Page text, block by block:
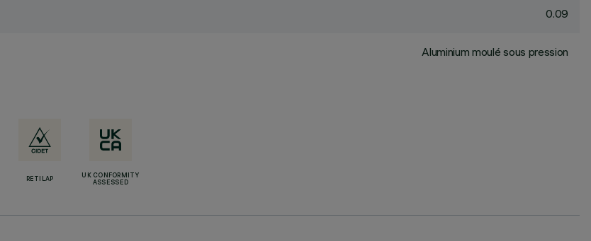
0.09
Aluminium moulé sous pression
RETILAP
UK CONFORMITY
ASSESSED